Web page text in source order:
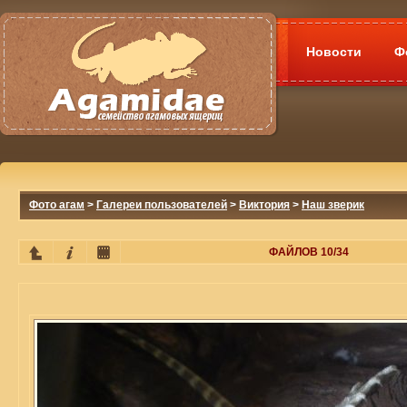
Новости
Фото агам > Галереи пользователей > Виктория > Наш зверик
ФАЙЛОВ 10/34